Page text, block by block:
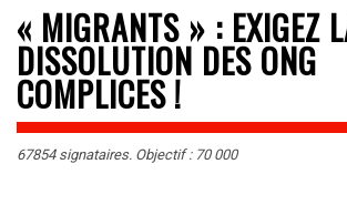
« MIGRANTS » : EXIGEZ
DISSOLUTION DES ONG
COMPLICES !
67854 signataires. Objectif : 70 000